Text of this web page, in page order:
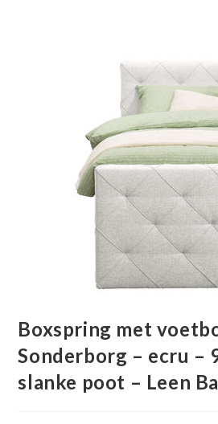
Boxspring met
Sonderborg – ecru –
slanke poot – Leen